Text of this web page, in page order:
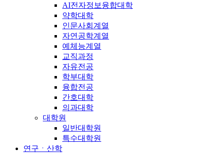
AI전자정보융합대학
약학대학
인문사회계열
자연공학계열
예체능계열
교직과정
자유전공
학부대학
융합전공
간호대학
의과대학
대학원
일반대학원
특수대학원
연구ㆍ산학